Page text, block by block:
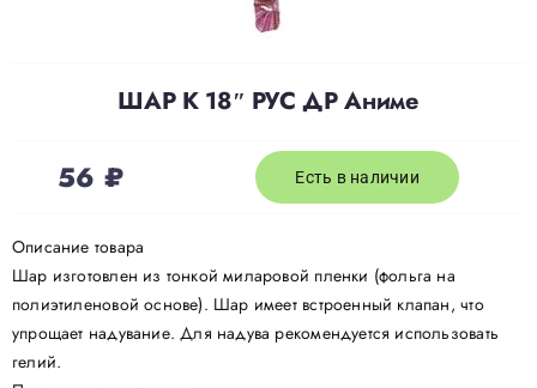
Отзывы
Контакты
Политика конфиденциальности
ШАР К 18″ РУС ДР Аниме
56 ₽ Есть в наличии
Описание товара
Шар изготовлен из тонкой миларовой пленки (фольга на
полиэтиленовой основе). Шар имеет встроенный клапан, что
упрощает надувание. Для надува рекомендуется использовать
гелий.